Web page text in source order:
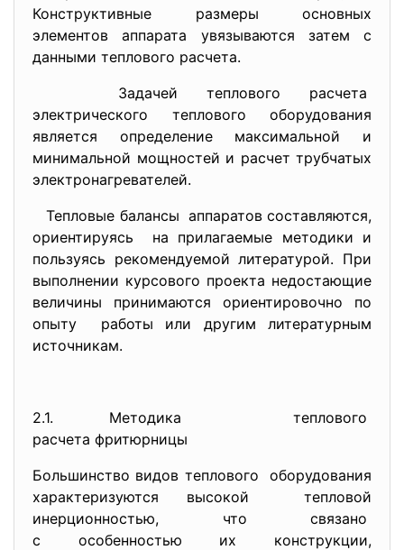
Конструктивные размеры основных
элементов аппарата увязываются затем с
данными теплового расчета.
Задачей теплового расчета
электрического теплового оборудования
является определение максимальной и
минимальной мощностей и расчет трубчатых
электронагревателей.
Тепловые балансы аппаратов составляются,
ориентируясь на прилагаемые методики и
пользуясь рекомендуемой литературой. При
выполнении курсового проекта недостающие
величины принимаются ориентировочно по
опыту работы или другим литературным
источникам.
2.1. Методика теплового
расчета фритюрницы
Большинство видов теплового оборудования
характеризуются высокой тепловой
инерционностью, что связано
с особенностью их конструкции,